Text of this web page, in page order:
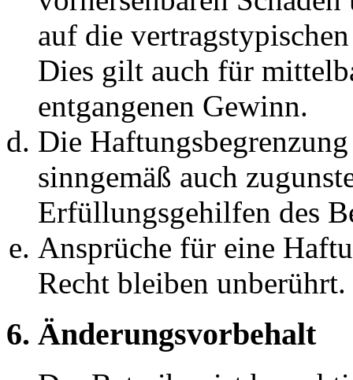
auf die
Dies gilt auch für
entgangenen Gewinn.
Die
sinngemäß auch
Erfüllungsgehilfen des
Ansprüche für eine
Recht bleiben unberührt.
6. Änderungsvorbehalt